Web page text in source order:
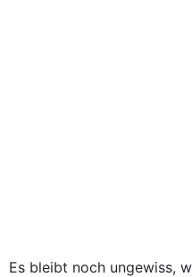
Es bleibt noch ungewiss,